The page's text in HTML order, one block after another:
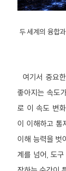
두 세계의 융합
여기서 중요
좋아지는 속도
로 이 속도 변
이 이해하고 통
이해 능력을 벗
계를 넘어, 도